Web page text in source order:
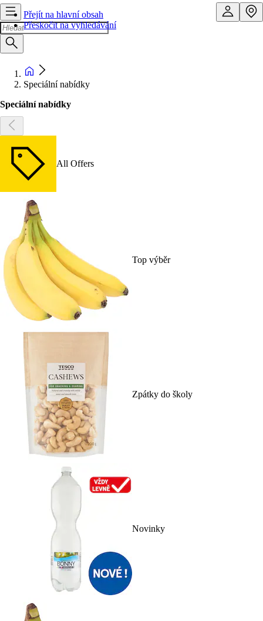
Přejít na hlavní obsah
Přeskočit na vyhledávání
Speciální nabídky
Speciální nabídky
All Offers
Top výběr
Zpátky do školy
Novinky